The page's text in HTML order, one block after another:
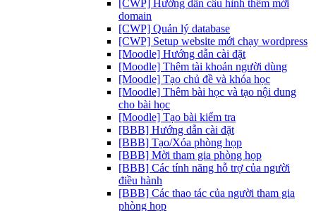
[CWP] Hướng dẫn cấu hình thêm mới
domain
[CWP] Quản lý database
[CWP] Setup website mới chạy wordpress
[Moodle] Hướng dẫn cài đặt
[Moodle] Thêm tài khoản người dùng
[Moodle] Tạo chủ đề và khóa học
[Moodle] Thêm bài học và tạo nội dung
cho bài học
[Moodle] Tạo bài kiểm tra
[BBB] Hướng dẫn cài đặt
[BBB] Tạo/Xóa phòng họp
[BBB] Mời tham gia phòng họp
[BBB] Các tính năng hỗ trợ của người
điều hành
[BBB] Các thao tác của người tham gia
phòng họp